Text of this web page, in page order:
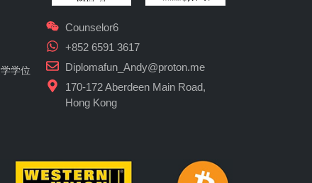
学位
Counselor6
+852 6591 3617
Diplomafun_Andy@proton.me
170-172 Aberdeen Main Road,
Hong Kong